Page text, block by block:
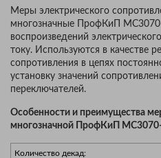
Меры электрического
многозначные ПрофКиП
воспроизведений
току. Используются в качестве
сопротивления в цепях
установку значений
переключателей.
Особенности и преимущества
многозначной ПрофКиП
Количество декад: